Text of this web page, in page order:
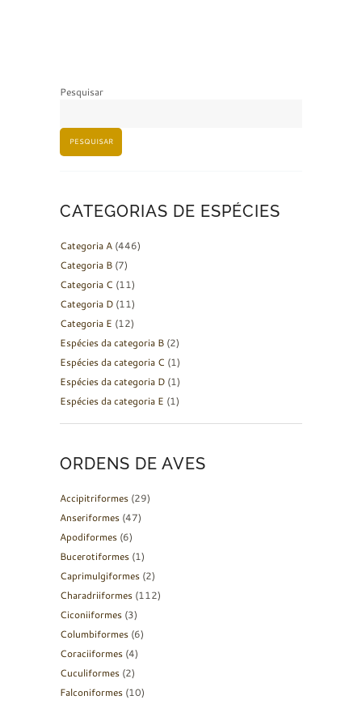
Pesquisar
PESQUISAR
CATEGORIAS DE ESPÉCIES
Categoria A (446)
Categoria B (7)
Categoria C (11)
Categoria D (11)
Categoria E (12)
Espécies da categoria B (2)
Espécies da categoria C (1)
Espécies da categoria D (1)
Espécies da categoria E (1)
ORDENS DE AVES
Accipitriformes (29)
Anseriformes (47)
Apodiformes (6)
Bucerotiformes (1)
Caprimulgiformes (2)
Charadriiformes (112)
Ciconiiformes (3)
Columbiformes (6)
Coraciiformes (4)
Cuculiformes (2)
Falconiformes (10)